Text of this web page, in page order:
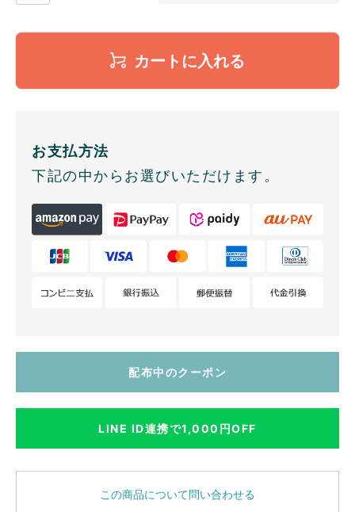
カートに入れる
お支払方法
下記の中からお選びいただけます。
配布中のクーポン
LINE ID連携で1,000円OFF
この商品について問い合わせる